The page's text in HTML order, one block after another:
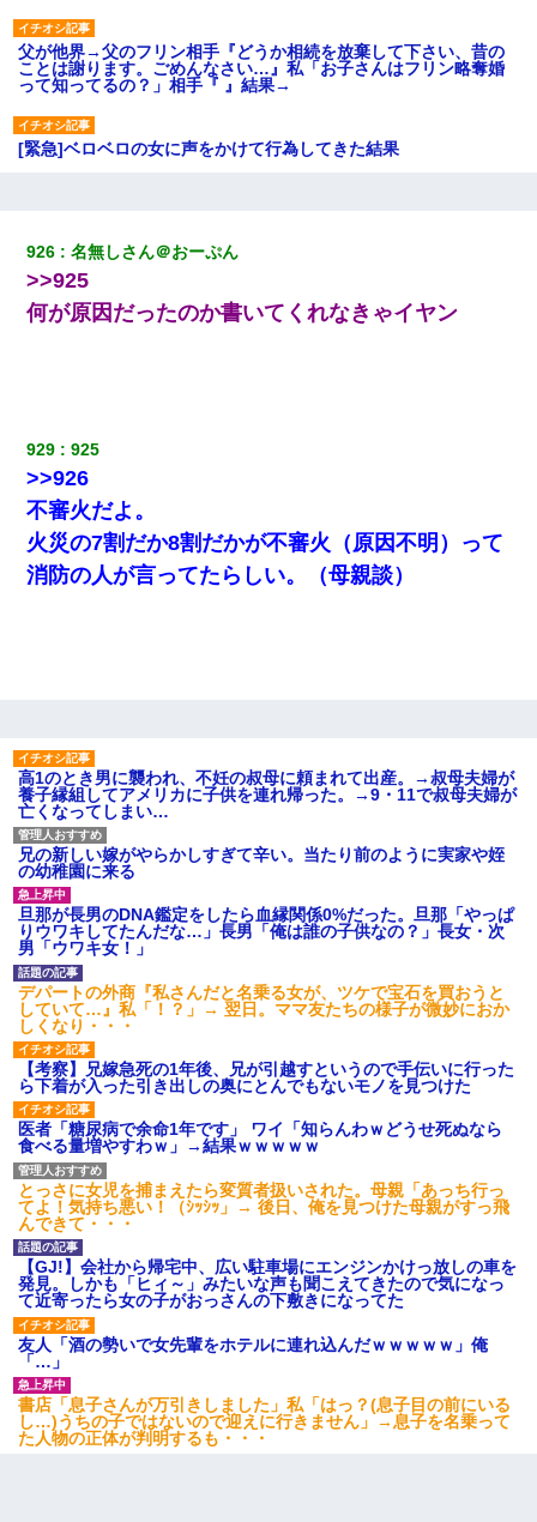
父が他界→父のフリン相手『どうか相続を放棄して下さい、昔の
ことは謝ります。ごめんなさい…』私「お子さんはフリン略奪婚
って知ってるの？」相手『 』結果→
[緊急]ベロベロの女に声をかけて行為してきた結果
夫の友達がBBQを定期的に開催して夫婦で参加してたんだけど、
女性側のリーダーみたいな人に「BBQは友達とやりなよ！」と言
われて…
10年ほど前、息子がまだ年中だった時に離婚したんだけど、一昨
年の暮れに突然息子が職場を訪ねてきた。
彼女(37)の情欲がえげつない件ｗｗｗｗｗｗｗ
夫に癌の余命宣告。その闘病中に長女から信じられない言葉を受
けた
ホテルに泊まったんだけど従業員が最悪だった。折角の旅行で何
故私が怒鳴られなきゃいけなかったのだ
何年か前に妹は離婚している。当時生まれた姪が義弟の子じゃな
かったため妹有責での離婚になり…
「お前の父ちゃんは自宅警備員」とかからかわれたけど、実はと
んでもない仕事に就いていた
さっき嫁から、「愛しています」ってメールが届いた。俺も「愛
してます」って送ったら
テレワーク上司「会議中はカメラ付けろ！」女社員「え、事前連
絡無しは無理」上司「いいから付けろ！」→
同じマンションに住んでる女性が鍵をわかりやすいところに隠し
ている事に気づいた俺「忍びこんでみよう！」→ 結果
嫁に不倫されたから嫁と不倫相手に1000万の慰謝料請求した
高1のとき男に襲われ、不妊の叔母に頼まれて出産。→叔母夫婦が
養子縁組してアメリカに子供を連れ帰った。→9・11で叔母夫婦が
亡くなってしまい…
926 名無しさん＠おーぷん
>>925
何が原因だったのか書いてくれなきゃイヤン
929 925
>>926
不審火だよ。
火災の7割だか8割だかが不審火（原因不明）って
消防の人が言ってたらしい。（母親談）
高1のとき男に襲われ、不妊の叔母に頼まれて出産。→叔母夫婦が
養子縁組してアメリカに子供を連れ帰った。→9・11で叔母夫婦が
亡くなってしまい…
兄の新しい嫁がやらかしすぎて辛い。当たり前のように実家や姪
の幼稚園に来る
旦那が長男のDNA鑑定をしたら血縁関係0%だった。旦那「やっぱ
りウワキしてたんだな…」長男「俺は誰の子供なの？」長女・次
男「ウワキ女！」
デパートの外商『私さんだと名乗る女が、ツケで宝石を買おうと
していて…』私「！？」→ 翌日。ママ友たちの様子が微妙におか
しくなり・・・
【考察】兄嫁急死の1年後、兄が引越すというので手伝いに行った
ら下着が入った引き出しの奥にとんでもないモノを見つけた
医者「糖尿病で余命1年です」 ワイ「知らんわｗどうせ死ぬなら
食べる量増やすわｗ」→結果ｗｗｗｗｗ
とっさに女児を捕まえたら変質者扱いされた。母親「あっち行っ
てよ！気持ち悪い！（ｼｯｼｯ」→ 後日、俺を見つけた母親がすっ飛
んできて・・・
【GJ!】会社から帰宅中、広い駐車場にエンジンかけっ放しの車を
発見。しかも「ヒィ～」みたいな声も聞こえてきたので気になっ
て近寄ったら女の子がおっさんの下敷きになってた
友人「酒の勢いで女先輩をホテルに連れ込んだｗｗｗｗｗ」俺
「…」
書店「息子さんが万引きしました」私「はっ？(息子目の前にいる
し…)うちの子ではないので迎えに行きません」→息子を名乗って
た人物の正体が判明するも・・・